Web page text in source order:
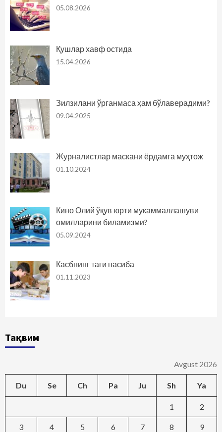
05.08.2026
Қушлар хавф остида
15.04.2026
Зилзилани ўрганмаса ҳам бўлаверадими?
09.04.2025
Журналистлар маскани ёрдамга муҳтож
01.10.2024
Кино Олий ўқув юрти мукаммаллашуви
омилларини биламизми?
05.09.2024
Касбнинг таги насиба
01.11.2023
Тақвим
Avgust 2026
Du Se Ch Pa Ju Sh Ya
1 2
3 4 5 6 7 8 9